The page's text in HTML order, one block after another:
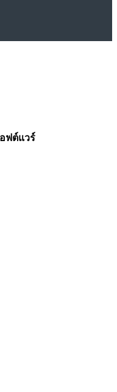
ฟต์แวร์